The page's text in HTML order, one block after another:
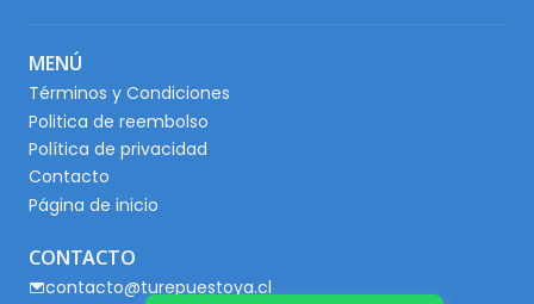
MENÚ
Términos y Condiciones
Politica de reembolso
Política de privacidad
Contacto
Página de inicio
CONTACTO
contacto@turepuestoya.cl